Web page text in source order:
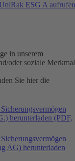
ESG A aufrufen
in unserem
oder soziale
Sie hier die
herunterladen (PDF,
AG) herunterladen